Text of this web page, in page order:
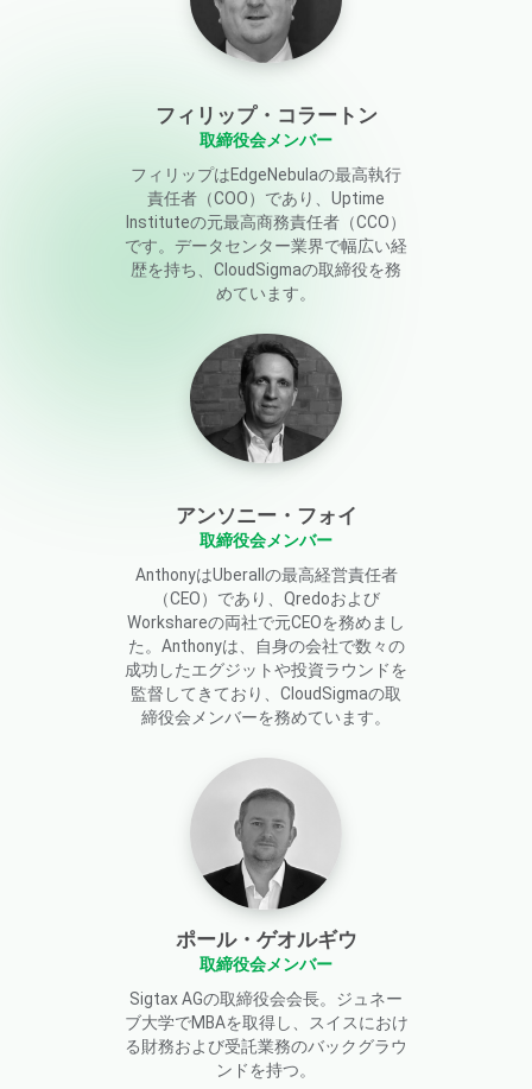
フィリップ・コラートン
取締役会メンバー
フィリップはEdgeNebulaの最高執行
責任者（COO）であり、Uptime
Instituteの元最高商務責任者（CCO）
です。データセンター業界で幅広い経
歴を持ち、CloudSigmaの取締役を務
めています。
アンソニー・フォイ
取締役会メンバー
AnthonyはUberallの最高経営責任者
（CEO）であり、Qredoおよび
Workshareの両社で元CEOを務めまし
た。Anthonyは、自身の会社で数々の
成功したエグジットや投資ラウンドを
監督してきており、CloudSigmaの取
締役会メンバーを務めています。
ポール・ゲオルギウ
取締役会メンバー
Sigtax AGの取締役会会長。ジュネー
ブ大学でMBAを取得し、スイスにおけ
る財務および受託業務のバックグラウ
ンドを持つ。